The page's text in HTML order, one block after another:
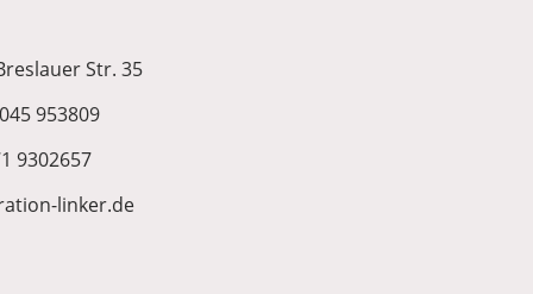
Str. 35
953809
9302657
linker.de